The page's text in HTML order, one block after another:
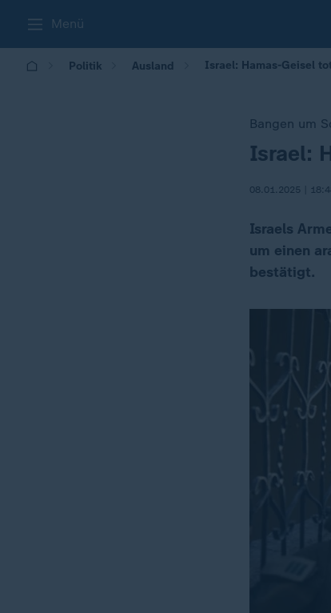
Menü
Politik Ausland Israel: Hamas-Geisel
Bangen um
:Israel:
08.01.2025 |
Israels
um einen
bestätigt.